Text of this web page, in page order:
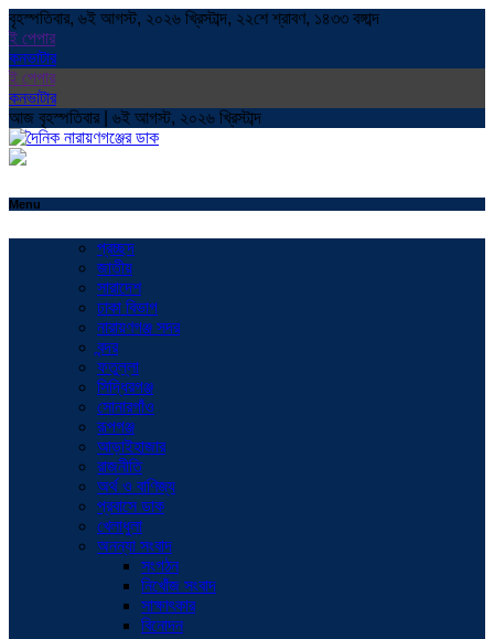
বৃহস্পতিবার, ৬ই আগস্ট, ২০২৬ খ্রিস্টাব্দ, ২২শে শ্রাবণ, ১৪৩৩ বঙ্গাব্দ
ই পেপার
কনভাটার
ই পেপার
কনভাটার
আজ বৃহস্পতিবার | ৬ই আগস্ট, ২০২৬ খ্রিস্টাব্দ
Menu
প্রচ্ছদ
জাতীয়
সারাদেশ
ঢাকা বিভাগ
নারায়ণগঞ্জ সদর
বন্দর
ফতুল্লা
সিদ্ধিরগঞ্জ
সোনারগাঁও
রূপগঞ্জ
আড়াইহাজার
রাজনীতি
অর্থ ও বাণিজ্য
প্রবাসে ডাক
খেলাধুলা
অনন্যা সংবাদ
সংগঠন
নিখোঁজ সংবাদ
সাক্ষাৎকার
বিনোদন